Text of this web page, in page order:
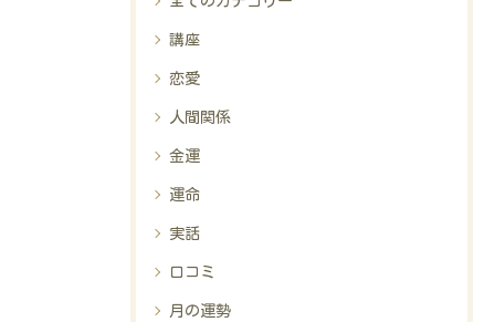
講座
恋愛
人間関係
金運
運命
実話
口コミ
月の運勢